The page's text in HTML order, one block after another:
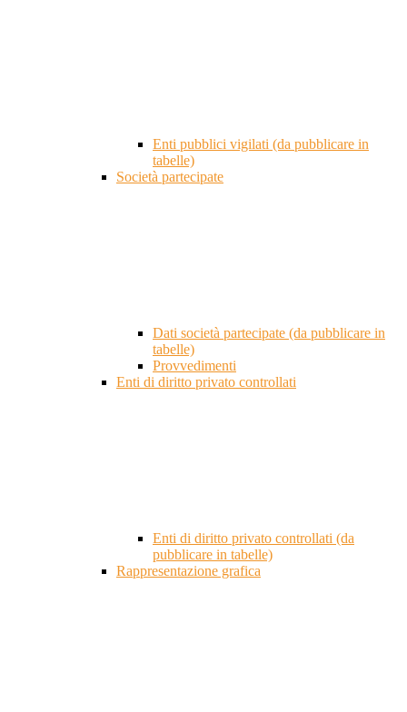
Enti pubblici vigilati (da pubblicare in
tabelle)
Società partecipate
Dati società partecipate (da pubblicare in
tabelle)
Provvedimenti
Enti di diritto privato controllati
Enti di diritto privato controllati (da
pubblicare in tabelle)
Rappresentazione grafica